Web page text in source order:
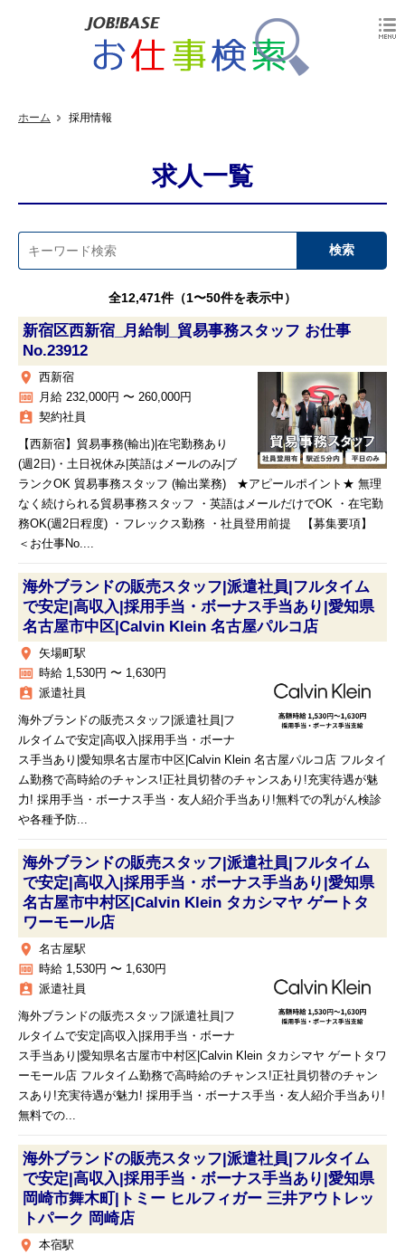
ホーム 採用情報
求人一覧
全12,471件（1〜50件を表示中）
新宿区西新宿_月給制_貿易事務スタッフ お仕事
No.23912
place 西新宿
money 月給 232,000円 〜 260,000円
assignment_ind 契約社員
【西新宿】貿易事務(輸出)|在宅勤務あり
(週2日)・土日祝休み|英語はメールのみ|ブ
ランクOK 貿易事務スタッフ (輸出業務) ★アピールポイント★ 無理
なく続けられる貿易事務スタッフ ・英語はメールだけでOK ・在宅勤
務OK(週2日程度) ・フレックス勤務 ・社員登用前提 【募集要項】
＜お仕事No....
海外ブランドの販売スタッフ|派遣社員|フルタイム
で安定|高収入|採用手当・ボーナス手当あり|愛知県
名古屋市中区|Calvin Klein 名古屋パルコ店
place 矢場町駅
money 時給 1,530円 〜 1,630円
assignment_ind 派遣社員
海外ブランドの販売スタッフ|派遣社員|フ
ルタイムで安定|高収入|採用手当・ボーナ
ス手当あり|愛知県名古屋市中区|Calvin Klein 名古屋パルコ店 フルタイ
ム勤務で高時給のチャンス!正社員切替のチャンスあり!充実待遇が魅
力! 採用手当・ボーナス手当・友人紹介手当あり!無料での乳がん検診
や各種予防...
海外ブランドの販売スタッフ|派遣社員|フルタイム
で安定|高収入|採用手当・ボーナス手当あり|愛知県
名古屋市中村区|Calvin Klein タカシマヤ ゲートタ
ワーモール店
place 名古屋駅
money 時給 1,530円 〜 1,630円
assignment_ind 派遣社員
海外ブランドの販売スタッフ|派遣社員|フ
ルタイムで安定|高収入|採用手当・ボーナ
ス手当あり|愛知県名古屋市中村区|Calvin Klein タカシマヤ ゲートタワ
ーモール店 フルタイム勤務で高時給のチャンス!正社員切替のチャン
スあり!充実待遇が魅力! 採用手当・ボーナス手当・友人紹介手当あり!
無料での...
海外ブランドの販売スタッフ|派遣社員|フルタイム
で安定|高収入|採用手当・ボーナス手当あり|愛知県
岡崎市舞木町|トミー ヒルフィガー 三井アウトレッ
トパーク 岡崎店
place 本宿駅